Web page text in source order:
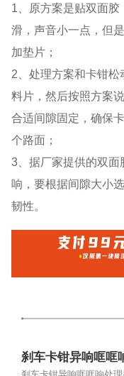
1、原方案是贴双面
滑，声音小一点，但
加垫片；
2、处理方案和卡钳
料片，然后按照方案
合适间隙固定，确保
个路面；
3、据厂家提供的双
响，要根据间隙大小
韧性。
刹车卡钳异响哐哐